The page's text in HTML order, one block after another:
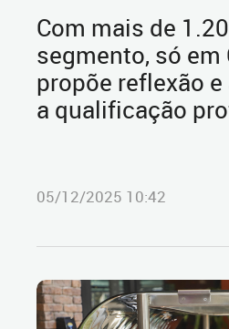
Com mais de
segmento, só em
propõe reflexão
a qualificação
05/12/2025 10:42